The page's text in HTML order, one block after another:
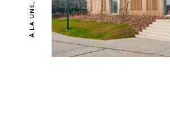
À LA UNE